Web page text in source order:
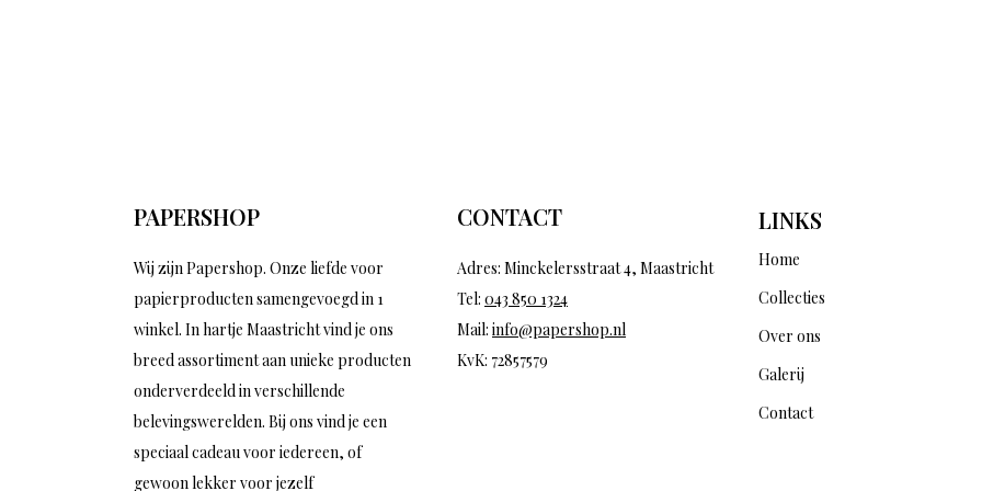
PAPERSHOP
Wij zijn Papershop. Onze liefde voor
papierproducten samengevoegd in 1
winkel. In hartje Maastricht vind je ons
breed assortiment aan unieke producten
onderverdeeld in verschillende
belevingswerelden. Bij ons vind je een
speciaal cadeau voor iedereen, of
gewoon lekker voor jezelf
CONTACT
Adres: Minckelersstraat 4, Maastricht
Tel: 043 850 1324
Mail: info@papershop.nl
KvK: 72857579
LINKS
Home
Collecties
Over ons
Galerij
Contact